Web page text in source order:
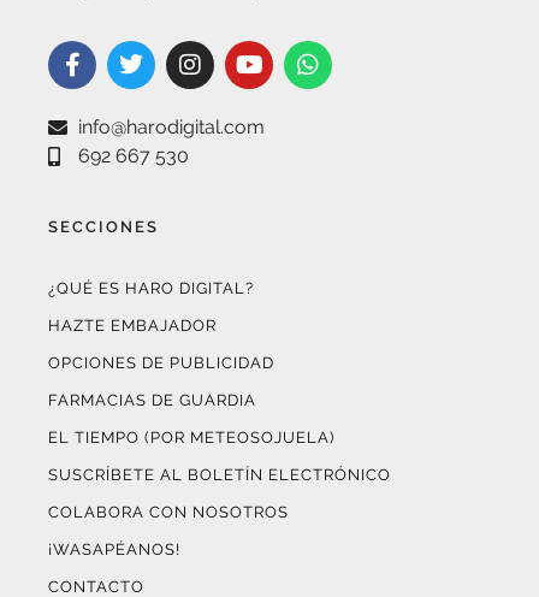
info@harodigital.com
692 667 530
SECCIONES
¿QUÉ ES HARO DIGITAL?
HAZTE EMBAJADOR
OPCIONES DE PUBLICIDAD
FARMACIAS DE GUARDIA
EL TIEMPO (POR METEOSOJUELA)
SUSCRÍBETE AL BOLETÍN ELECTRÓNICO
COLABORA CON NOSOTROS
¡WASAPÉANOS!
CONTACTO